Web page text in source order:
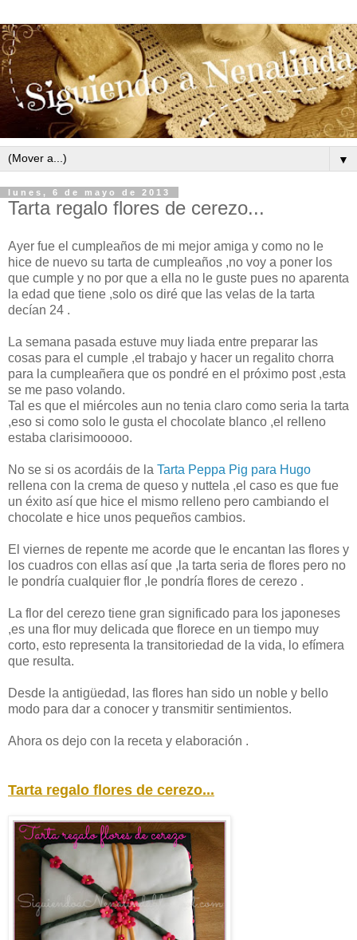
▼
lunes, 6 de mayo de 2013
Tarta regalo flores de cerezo...
Ayer fue el cumpleaños de mi mejor amiga y como no le
hice de nuevo su tarta de cumpleaños ,no voy a poner los
que cumple y no por que a ella no le guste pues no aparenta
la edad que tiene ,solo os diré que las velas de la tarta
decían 24 .
La semana pasada estuve muy liada entre preparar las
cosas para el cumple ,el trabajo y hacer un regalito chorra
para la cumpleañera que os pondré en el próximo post ,esta
se me paso volando.
Tal es que el miércoles aun no tenia claro como seria la tarta
,eso si como solo le gusta el chocolate blanco ,el relleno
estaba clarisimooooo.
No se si os acordáis de la Tarta Peppa Pig para Hugo
rellena con la crema de queso y nuttela ,el caso es que fue
un éxito así que hice el mismo relleno pero cambiando el
chocolate e hice unos pequeños cambios.
El viernes de repente me acorde que le encantan las flores y
los cuadros con ellas así que ,la tarta seria de flores pero no
le pondría cualquier flor ,le pondría flores de cerezo .
La flor del cerezo tiene gran significado para los japoneses
,es una flor muy delicada que florece en un tiempo muy
corto, esto representa la transitoriedad de la vida, lo efímera
que resulta.
Desde la antigüedad, las flores han sido un noble y bello
modo para dar a conocer y transmitir sentimientos.
Ahora os dejo con la receta y elaboración .
Tarta regalo flores de cerezo...